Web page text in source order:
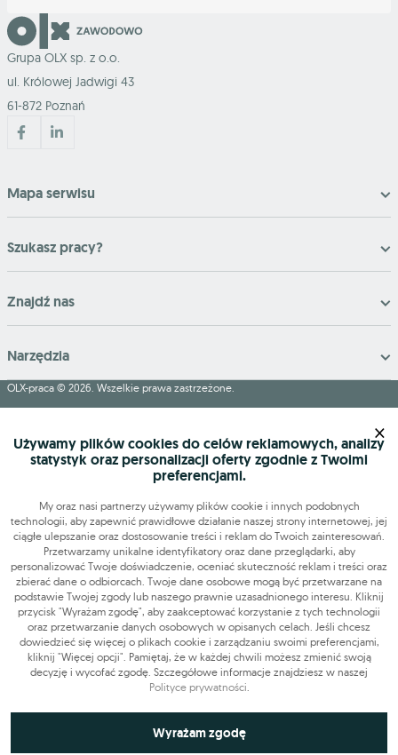
Grupa OLX sp. z o.o.
ul. Królowej Jadwigi 43
61-872 Poznań
Mapa serwisu
Szukasz pracy?
Znajdź nas
Narzędzia
OLX-praca © 2026. Wszelkie prawa zastrzeżone.
Używamy plików cookies do celów reklamowych, analizy
statystyk oraz personalizacji oferty zgodnie z Twoimi
preferencjami.
My oraz nasi partnerzy używamy plików cookie i innych podobnych
technologii, aby zapewnić prawidłowe działanie naszej strony internetowej, jej
ciągłe ulepszanie oraz dostosowanie treści i reklam do Twoich zainteresowań.
Przetwarzamy unikalne identyfikatory oraz dane przeglądarki, aby
personalizować Twoje doświadczenie, oceniać skuteczność reklam i treści oraz
zbierać dane o odbiorcach. Twoje dane osobowe mogą być przetwarzane na
podstawie Twojej zgody lub naszego prawnie uzasadnionego interesu. Kliknij
przycisk "Wyrażam zgodę", aby zaakceptować korzystanie z tych technologii
oraz przetwarzanie danych osobowych w opisanych celach. Jeśli chcesz
dowiedzieć się więcej o plikach cookie i zarządzaniu swoimi preferencjami,
kliknij "Więcej opcji". Pamiętaj, że w każdej chwili możesz zmienić swoją
decyzję i wycofać zgodę. Szczegółowe informacje znajdziesz w naszej
Polityce prywatności.
Niezbędne do funkcjonowania strony
Wyrażam zgodę
×